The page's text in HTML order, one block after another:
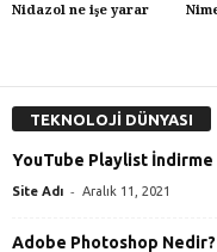
Nidazol ne işe yarar
TEKNOLOJİ DÜNYASI
YouTube Playlist İndirme
Site Adı - Aralık 11, 2021
Adobe Photoshop Nedir?